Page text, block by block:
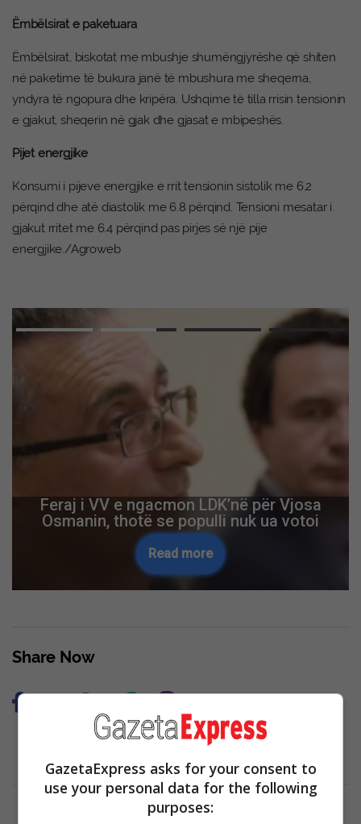
Ëmbëlsirat e paketuara
Ëmbëlsirat, biskotat me mbushje shumëngjyrëshe që shiten
në paketime të bukura janë të mbushura me sheqerna,
yndyra të ngopura dhe kripëra. Ushqime të tilla rrisin tensionin
e gjakut, sheqerin në gjak dhe gjasat e mbipeshës.
Pijet energjike
Konsumi i pijeve energjike e rrit tensionin sistolik me 6.2
përqind dhe atë diastolik me 6.8 përqind. Tensioni mesatar i
gjakut rritet me 6.4 përqind pas pirjes së një pije
energjike./Agroweb
Feraj i VV e ngacmon LDK’në për Vjosa
Osmanin, thotë se populli nuk ua votoi
Read more
Share Now
GazetaExpress asks for your consent to
use your personal data for the following
purposes: